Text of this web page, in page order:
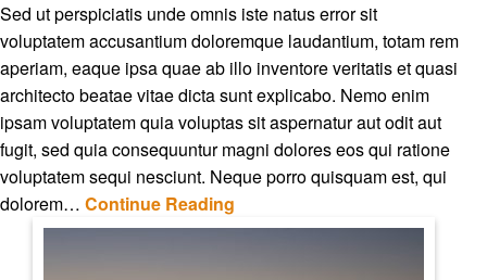
Sed ut perspiciatis unde omnis iste natus error sit
voluptatem accusantium doloremque laudantium, totam rem
aperiam, eaque ipsa quae ab illo inventore veritatis et quasi
architecto beatae vitae dicta sunt explicabo. Nemo enim
ipsam voluptatem quia voluptas sit aspernatur aut odit aut
fugit, sed quia consequuntur magni dolores eos qui ratione
voluptatem sequi nesciunt. Neque porro quisquam est, qui
dolorem… Continue Reading